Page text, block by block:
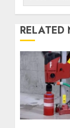
RELATED